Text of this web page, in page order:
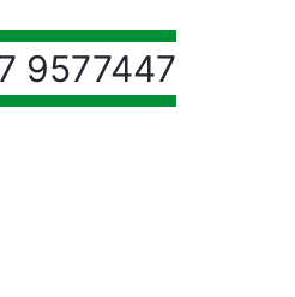
9577447